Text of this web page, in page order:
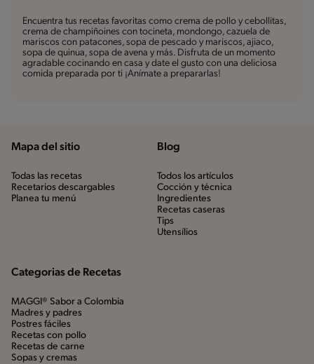
Encuentra tus recetas favoritas como crema de pollo y cebollitas,
crema de champiñoines con tocineta, mondongo, cazuela de
mariscos con patacones, sopa de pescado y mariscos, ajiaco,
sopa de quinua, sopa de avena y más. Disfruta de un momento
agradable cocinando en casa y date el gusto con una deliciosa
comida preparada por ti ¡Anímate a prepararlas!
Mapa del sitio
Todas las recetas
Recetarios descargables
Planea tu menú
Blog
Todos los artículos
Cocción y técnica
Ingredientes
Recetas caseras
Tips
Utensílios
Categorias de Recetas
MAGGI® Sabor a Colombia
Madres y padres
Postres fáciles
Recetas con pollo
Recetas de carne
Sopas y cremas